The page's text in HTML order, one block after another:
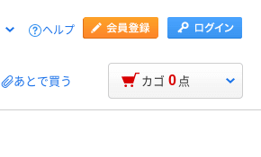
ヘルプ
あとで買う カゴ 0 点